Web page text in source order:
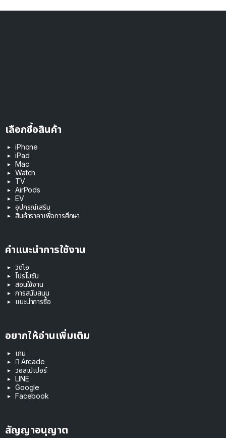
เลือกซื้อสินค้า
iPhone
iPad
Mac
Watch
TV
AirPods
EV
อุปกรณ์เสริม
สินค้าราคาเพื่อการศึกษา
คำแนะนำการใช้งาน
วิดีโอ
โปรโมชัน
สอนใช้งาน
การสนับสนุน
แนะนำการซื้อ
อยากให้อ่านเพิ่มเติม
เกม
 Arcade
วอลเปเปอร์
LINE
Google
Facebook
สัญญาอนุญาต